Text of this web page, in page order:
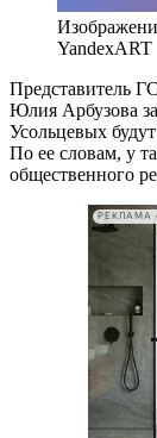
YandexART
Представитель
Юлия Арбузова
Усольцевых
По ее словам, у
общественного